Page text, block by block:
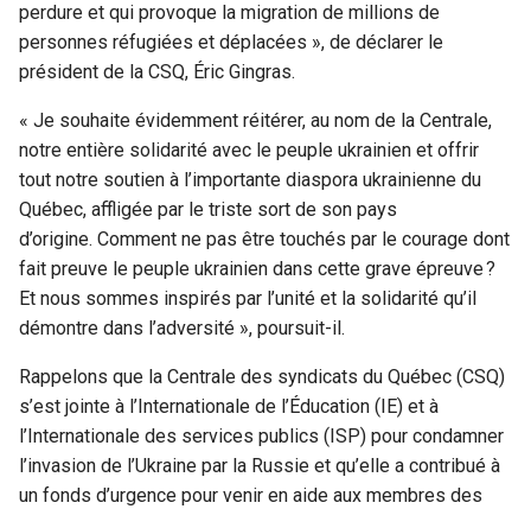
perdure et qui provoque la migration de millions de
personnes réfugiées et déplacées », de déclarer le
président de la CSQ, Éric Gingras.
« Je souhaite évidemment réitérer, au nom de la Centrale,
notre entière solidarité avec le peuple ukrainien et offrir
tout notre soutien à l’importante diaspora ukrainienne du
Québec, affligée par le triste sort de son pays
d’origine. Comment ne pas être touchés par le courage dont
fait preuve le peuple ukrainien dans cette grave épreuve ?
Et nous sommes inspirés par l’unité et la solidarité qu’il
démontre dans l’adversité », poursuit-il.
Rappelons que la Centrale des syndicats du Québec (CSQ)
s’est jointe à l’Internationale de l’Éducation (IE) et à
l’Internationale des services publics (ISP) pour condamner
l’invasion de l’Ukraine par la Russie et qu’elle a contribué à
un fonds d’urgence pour venir en aide aux membres des